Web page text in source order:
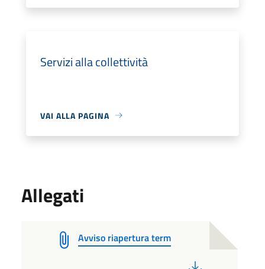
Servizi alla collettività
VAI ALLA PAGINA
Allegati
Avviso riapertura term